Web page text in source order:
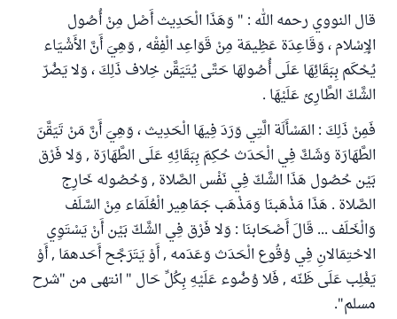
قال النووي رحمه الله : " وَهَذَا الْحَدِيث أَصْل مِنْ أُصُول
الإِسْلام ، وَقَاعِدَة عَظِيمَة مِنْ قَوَاعِد الْفِقْه , وَهِيَ أَنَّ الأَشْيَاء
يُحْكَم بِبَقَائِهَا عَلَى أُصُولهَا حَتَّى يُتَيَقَّن خِلاف ذَلِكَ ، وَلا يَضُرّ
الشَّكّ الطَّارِئ عَلَيْهَا .
فَمِنْ ذَلِكَ : المَسْأَلَة الَّتِي وَرَدَ فِيهَا الْحَدِيث ، وَهِيَ أَنَّ مَنْ تَيَقَّنَ
الطَّهَارَة وَشَكَّ فِي الْحَدَث حُكِمَ بِبَقَائِهِ عَلَى الطَّهَارَة , وَلا فَرْق
بَيْن حُصُول هَذَا الشَّكّ فِي نَفْس الصَّلاة , وَحُصُوله خَارِج
الصَّلاة . هَذَا مَذْهَبنَا وَمَذْهَب جَمَاهِير الْعُلَمَاء مِنْ السَّلَف
وَالْخَلَف ... قَالَ أَصْحَابنَا : وَلا فَرْق فِي الشَّكّ بَيْن أَنْ يَسْتَوِي
الاحْتِمَالانِ فِي وُقُوع الْحَدَث وَعَدَمه , أَوْ يَتَرَجَّح أَحَدهمَا , أَوْ
يَغْلِب عَلَى ظَنّه , فَلا وُضُوء عَلَيْهِ بِكُلِّ حَال " انتهى من "شرح
مسلم".